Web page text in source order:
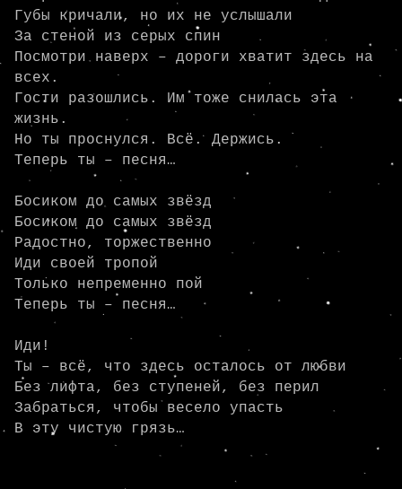
Губы кричали, но их не услышали
За стеной из серых спин
Посмотри наверх – дороги хватит здесь на
всех.
Гости разошлись. Им тоже снилась эта
жизнь.
Но ты проснулся. Всё. Держись.
Теперь ты – песня…
Босиком до самых звёзд
Босиком до самых звёзд
Радостно, торжественно
Иди своей тропой
Только непременно пой
Теперь ты – песня…
Иди!
Ты – всё, что здесь осталось от любви
Без лифта, без ступеней, без перил
Забраться, чтобы весело упасть
В эту чистую грязь…